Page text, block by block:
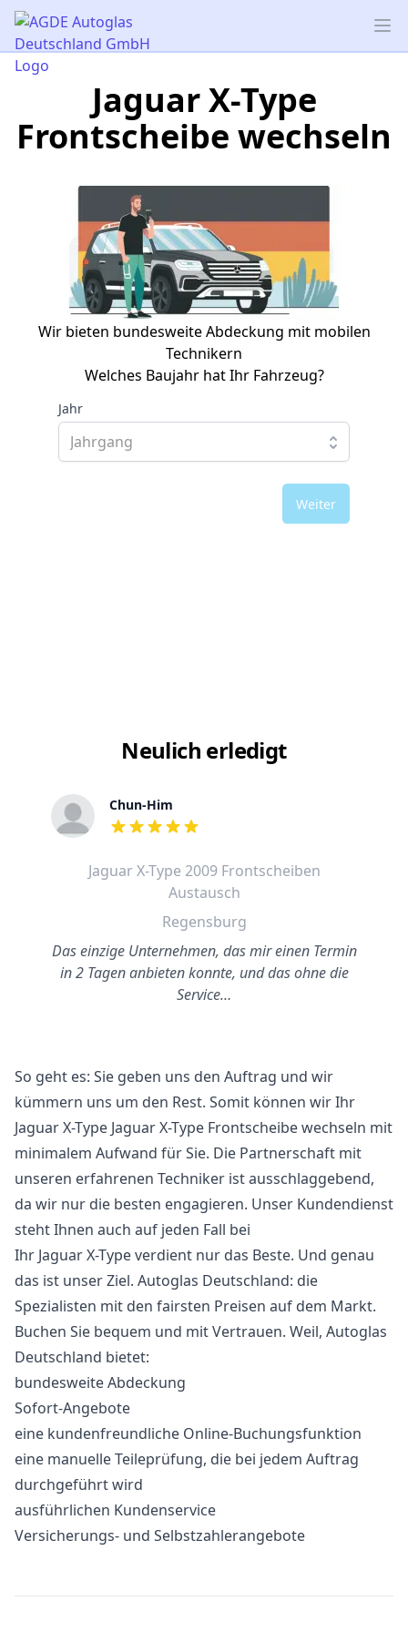
AGDE Autoglas Deutschland GmbH
Jaguar X-Type
Frontscheibe wechseln
Wir bieten bundesweite Abdeckung mit mobilen
Technikern
Welches Baujahr hat Ihr Fahrzeug?
Jahr
Weiter
Neulich erledigt
Chun-Him
out of 5 stars
Jaguar X-Type 2009 Frontscheiben
Austausch
Regensburg
Das einzige Unternehmen, das mir einen Termin
in 2 Tagen anbieten konnte, und das ohne die
Service…
So geht es: Sie geben uns den Auftrag und wir
kümmern uns um den Rest. Somit können wir Ihr
Jaguar X-Type Jaguar X-Type Frontscheibe wechseln mit
minimalem Aufwand für Sie. Die Partnerschaft mit
unseren erfahrenen Techniker ist ausschlaggebend,
da wir nur die besten engagieren. Unser Kundendienst
steht Ihnen auch auf jeden Fall bei
Ihr Jaguar X-Type verdient nur das Beste. Und genau
das ist unser Ziel. Autoglas Deutschland: die
Spezialisten mit den fairsten Preisen auf dem Markt.
Buchen Sie bequem und mit Vertrauen. Weil, Autoglas
Deutschland bietet:
bundesweite Abdeckung
Sofort-Angebote
eine kundenfreundliche Online-Buchungsfunktion
eine manuelle Teileprüfung, die bei jedem Auftrag
durchgeführt wird
ausführlichen Kundenservice
Versicherungs- und Selbstzahlerangebote